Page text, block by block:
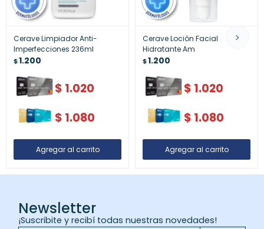
Cerave Limpiador Anti-
Imperfecciones 236ml
$1.200
$ 1.020
$ 1.080
Cerave Loción Facial
Hidratante Am
$1.200
$ 1.020
$ 1.080
Newsletter
¡Suscribite y recibí todas nuestras novedades!